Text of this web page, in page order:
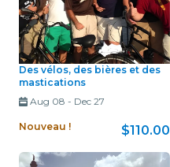
Des vélos, des bières et des
mastications
Aug 08 - Dec 27
Nouveau ! $110.00